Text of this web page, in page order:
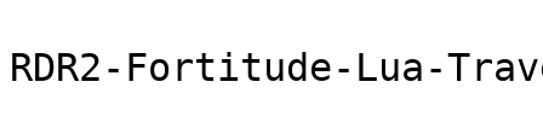
RDR2-Fortitude-Lua-